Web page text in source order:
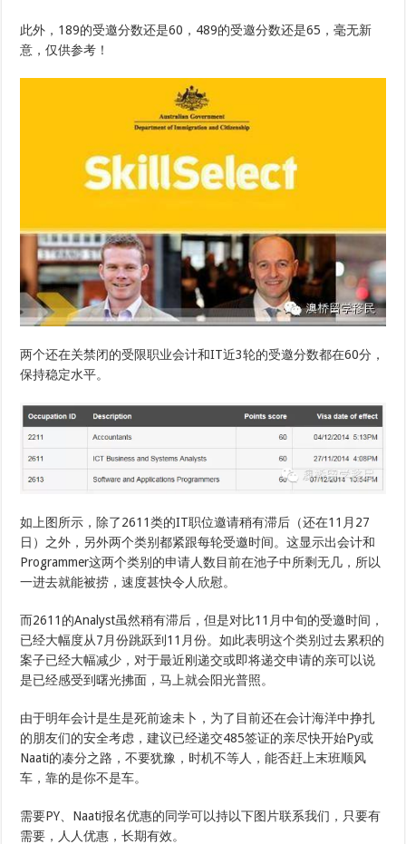
此外，189的受邀分数还是60，489的受邀分数还是65，毫无新
意，仅供参考！
两个还在关禁闭的受限职业会计和IT近3轮的受邀分数都在60分，
保持稳定水平。
如上图所示，除了2611类的IT职位邀请稍有滞后（还在11月27
日）之外，另外两个类别都紧跟每轮受邀时间。这显示出会计和
Programmer这两个类别的申请人数目前在池子中所剩无几，所以
一进去就能被捞，速度甚快令人欣慰。
而2611的Analyst虽然稍有滞后，但是对比11月中旬的受邀时间，
已经大幅度从7月份跳跃到11月份。如此表明这个类别过去累积的
案子已经大幅减少，对于最近刚递交或即将递交申请的亲可以说
是已经感受到曙光拂面，马上就会阳光普照。
由于明年会计是生是死前途未卜，为了目前还在会计海洋中挣扎
的朋友们的安全考虑，建议已经递交485签证的亲尽快开始Py或
Naati的凑分之路，不要犹豫，时机不等人，能否赶上末班顺风
车，靠的是你不是车。
需要PY、Naati报名优惠的同学可以持以下图片联系我们，只要有
需要，人人优惠，长期有效。